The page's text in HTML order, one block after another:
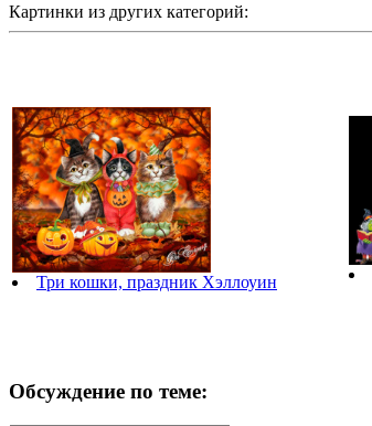
Картинки из других категорий:
Три кошки, праздник Хэллоуин
Обсуждение по теме: